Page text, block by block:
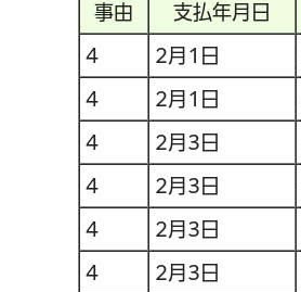
事由 支払年月日
4 2月1日
4 2月1日
4 2月3日
4 2月3日
4 2月3日
4 2月3日